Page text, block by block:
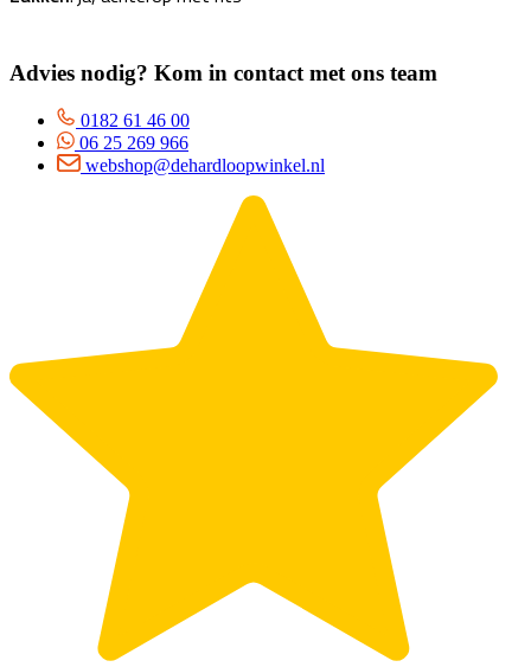
Advies nodig? Kom in contact met ons team
0182 61 46 00
06 25 269 966
webshop@dehardloopwinkel.nl